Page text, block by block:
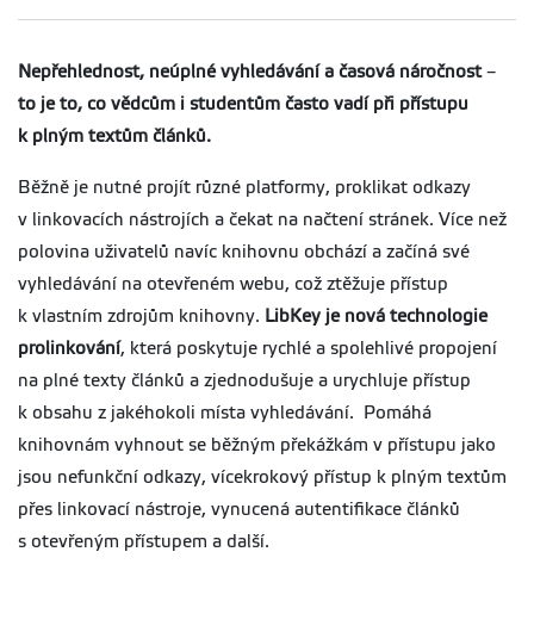
Nepřehlednost, neúplné vyhledávání a časová náročnost–
to je to, co vědcům i studentům často vadí při přístupu
k plným textům článků.
Běžně je nutné projít různé platformy, proklikat odkazy
v linkovacích nástrojích a čekat na načtení stránek. Více než
polovina uživatelů navíc knihovnu obchází a začíná své
vyhledávání na otevřeném webu, což ztěžuje přístup
k vlastním zdrojům knihovny. LibKey je nová technologie
prolinkování, která poskytuje rychlé a spolehlivé propojení
na plné texty článků a zjednodušuje a urychluje přístup
k obsahu z jakéhokoli místa vyhledávání. Pomáhá
knihovnám vyhnout se běžným překážkám v přístupu jako
jsou nefunkční odkazy, vícekrokový přístup k plným textům
přes linkovací nástroje, vynucená autentifikace článků
s otevřeným přístupem a další.